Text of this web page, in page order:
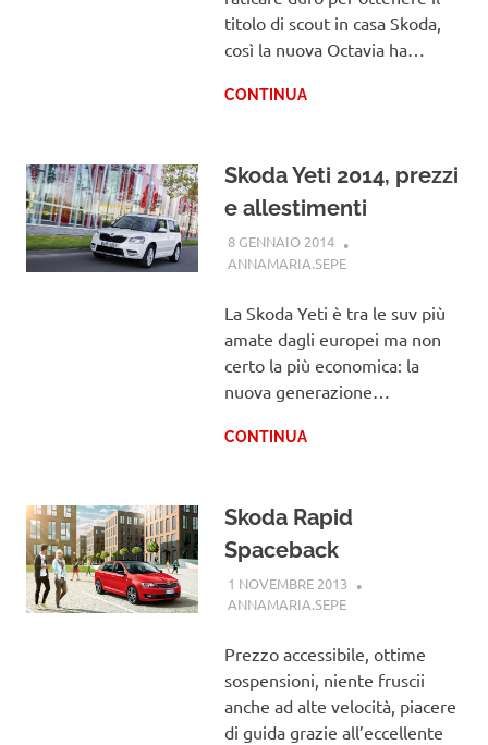
titolo di scout in casa Skoda,
così la nuova Octavia ha…
CONTINUA
Skoda Yeti 2014, prezzi
e allestimenti
8 GENNAIO 2014
ANNAMARIA.SEPESKODA
La Skoda Yeti è tra le suv più
amate dagli europei ma non
certo la più economica: la
nuova generazione…
CONTINUA
Skoda Rapid
Spaceback
1 NOVEMBRE 2013
ANNAMARIA.SEPESKODA
Prezzo accessibile, ottime
sospensioni, niente fruscii
anche ad alte velocità, piacere
di guida grazie all’eccellente